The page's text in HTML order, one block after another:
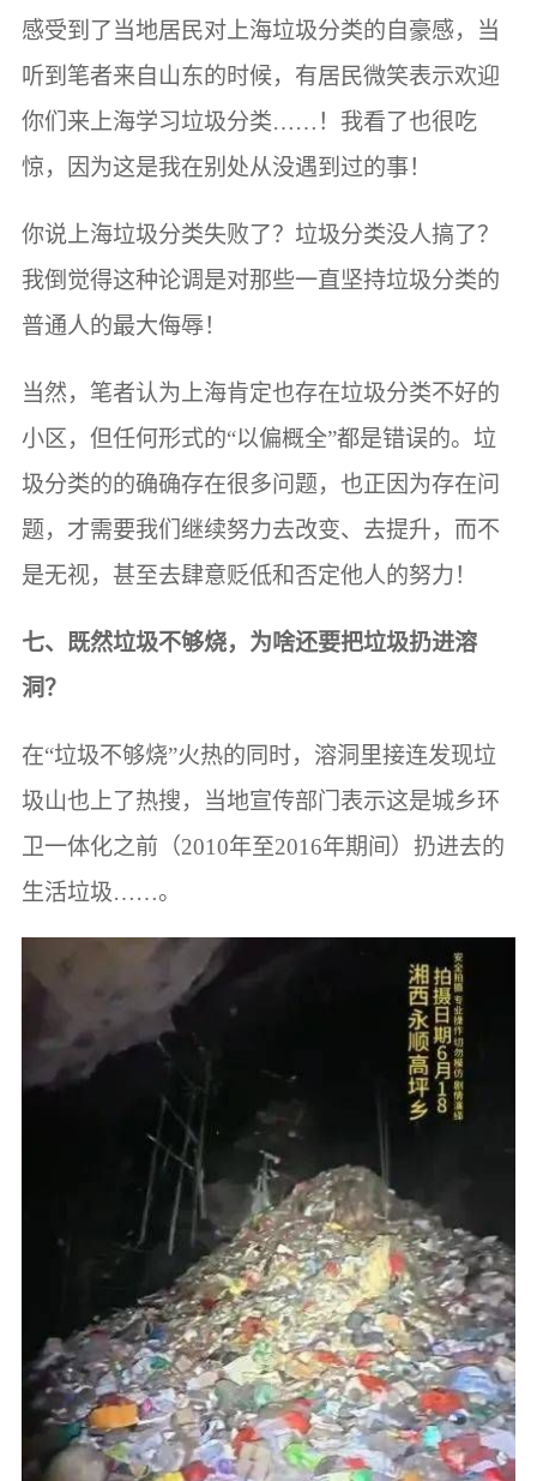
感受到了当地居民对上海垃圾分类的自豪感，当
听到笔者来自山东的时候，有居民微笑表示欢迎
你们来上海学习垃圾分类……！我看了也很吃
惊，因为这是我在别处从没遇到过的事！
你说上海垃圾分类失败了？垃圾分类没人搞了？
我倒觉得这种论调是对那些一直坚持垃圾分类的
普通人的最大侮辱！
当然，笔者认为上海肯定也存在垃圾分类不好的
小区，但任何形式的“以偏概全”都是错误的。垃
圾分类的的确确存在很多问题，也正因为存在问
题，才需要我们继续努力去改变、去提升，而不
是无视，甚至去肆意贬低和否定他人的努力！
七、既然垃圾不够烧，为啥还要把垃圾扔进溶
洞？
在“垃圾不够烧”火热的同时，溶洞里接连发现垃
圾山也上了热搜，当地宣传部门表示这是城乡环
卫一体化之前（2010年至2016年期间）扔进去的
生活垃圾……。